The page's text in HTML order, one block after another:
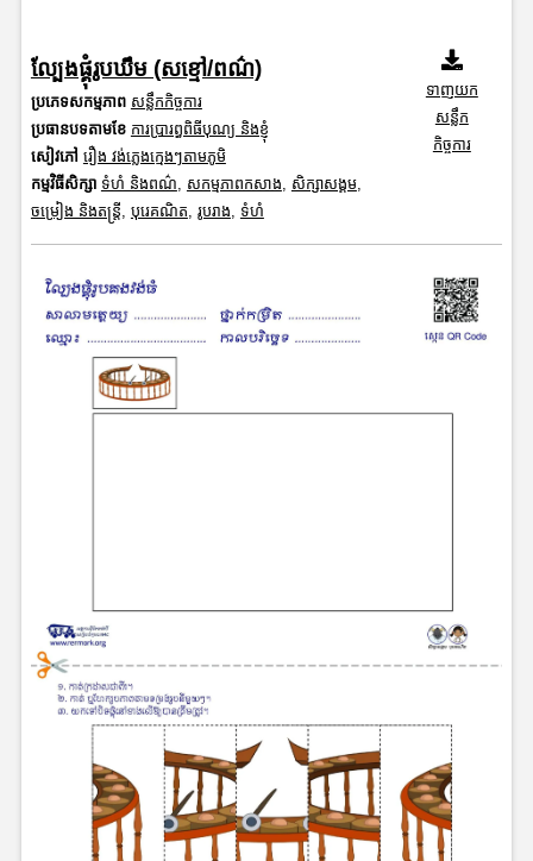
ល្បែងផ្គុំរូបឃឹម (សខ្មៅ/ពណ៌)
ប្រភេទសកម្មភាព សន្លឹកកិច្ចការ
ប្រធានបទតាមខែ ការប្រារព្ធពិធីបុណ្យ និងខ្ញុំ
សៀវភៅ រឿង វង់ភ្លេងក្មេងៗតាមភូមិ
កម្មវិធីសិក្សា ទំហំ និងពណ៌, សកម្មភាពកសាង, សិក្សាសង្គម,
ចម្រៀង និងតន្ត្រី, បុរេគណិត, រូបរាង, ទំហំ
ទាញយក
សន្លឹក
កិច្ចការ